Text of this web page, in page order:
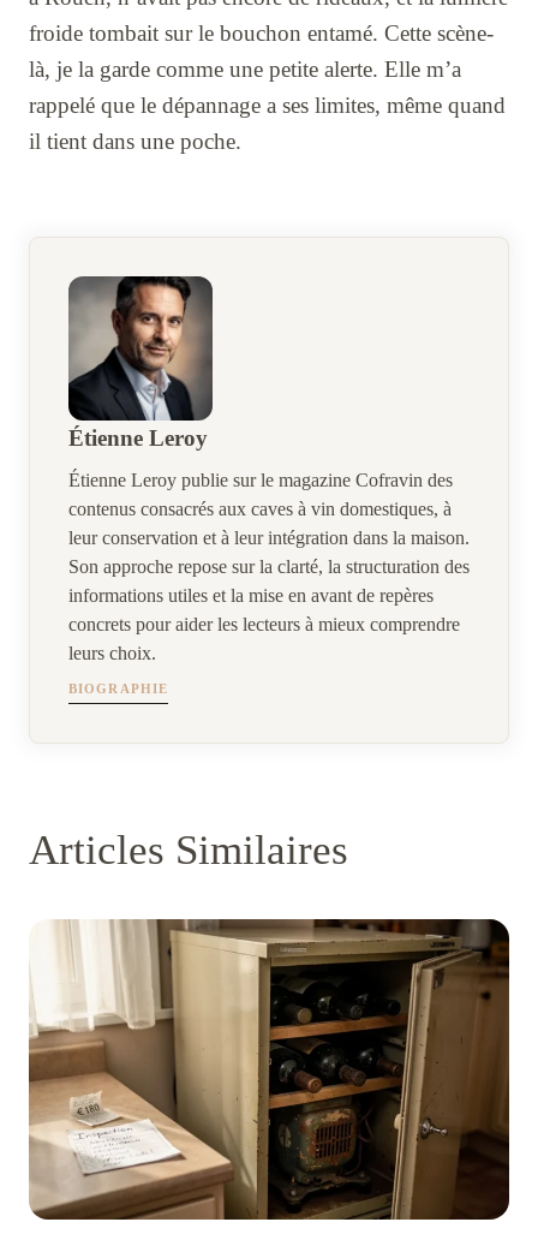
froide tombait sur le bouchon entamé. Cette scène-
là, je la garde comme une petite alerte. Elle m’a
rappelé que le dépannage a ses limites, même quand
il tient dans une poche.
Étienne Leroy
Étienne Leroy publie sur le magazine Cofravin des
contenus consacrés aux caves à vin domestiques, à
leur conservation et à leur intégration dans la maison.
Son approche repose sur la clarté, la structuration des
informations utiles et la mise en avant de repères
concrets pour aider les lecteurs à mieux comprendre
leurs choix.
BIOGRAPHIE
Articles Similaires